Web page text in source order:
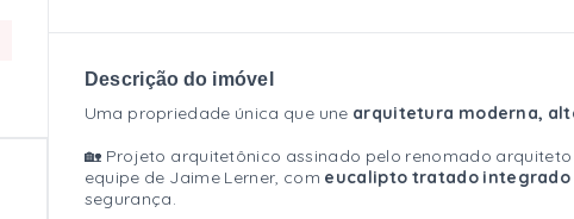
Descrição do imóvel
Uma propriedade única que une arquitetura moderna,
🏡 Projeto arquitetônico assinado pelo renomado
equipe de Jaime Lerner, com eucalipto tratado
segurança.